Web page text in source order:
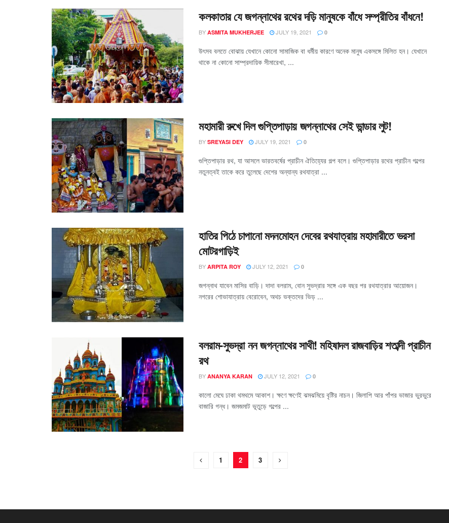
কলকাতার যে জগন্নাথের রথের দড়ি মানুষকে বাঁধে সম্প্রীতির বাঁধনে!
BY ASMITA MUKHERJEE JULY 19, 2021 0
উৎসব বলতে বোঝায় যেখানে কোনো সামাজিক বা ধর্মীয় কারণে অনেক মানুষ একসঙ্গে মিলিত হন। যেখানে
থাকে না কোনো সাম্প্রদায়িক সীমারেখা, ...
মহামারী রুখে দিল গুপ্তিপাড়ায় জগন্নাথের সেই ভান্ডার লুট!
BY SREYASI DEY JULY 19, 2021 0
গুপ্তিপাড়ার রথ, যা আসলে ভারতবর্ষের প্রাচীন ঐতিহ্যের গল্প বলে। গুপ্তিপাড়ার রথের প্রাচীন গল্পের
নতুনত্বই তাকে করে তুলেছে দেশের অন্যান্য রথযাত্রা ...
হাতির পিঠে চাপানো মদনমোহন দেবের রথযাত্রায় মহামারীতে ভরসা
মোটরগাড়িই
BY ARPITA ROY JULY 12, 2021 0
জগন্নাথ যাবেন মাসির বাড়ি। দাদা বলরাম, বোন সুভদ্রার সঙ্গে এক বছর পর রথযাত্রার আয়োজন।
নগরের শোভাযাত্রায় বেরোবেন, অথচ ভক্তদের ভিড় ...
বলরাম-সুভদ্রা নন জগন্নাথের সাথী! মহিষাদল রাজবাড়ির শতাব্দী প্রাচীন
রথ
BY ANANYA KARAN JULY 12, 2021 0
কালো মেঘে ঢাকা থমথমে আকাশ। ক্ষণে ক্ষণেই ঝমঝমিয়ে বৃষ্টির নাচন। জিলাপি আর পাঁপর ভাজার ভুরভুরে
বাজারি গন্ধ। জমজমাট ভূতুড়ে গল্পের ...
1 2 3